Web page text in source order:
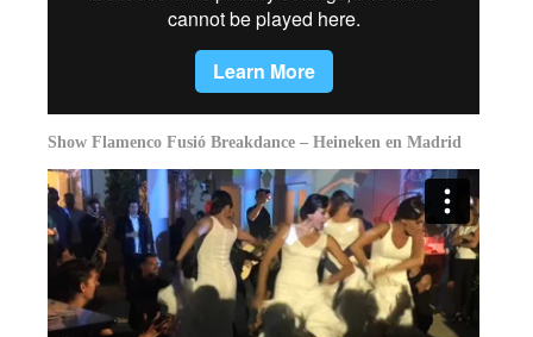
Show Flamenco Fusió Breakdance – Heineken en Madrid